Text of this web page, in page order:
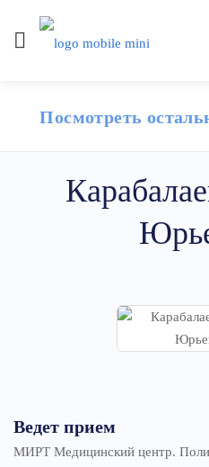
Посмотреть
Ведет прием
МИРТ Медицинский центр.